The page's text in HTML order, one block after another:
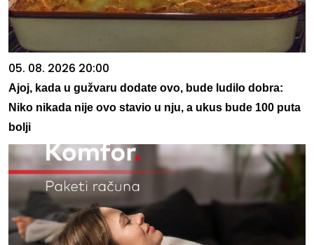
05. 08. 2026 20:00
Ajoj, kada u gužvaru dodate ovo, bude ludilo dobra:
Niko nikada nije ovo stavio u nju, a ukus bude 100 puta
bolji